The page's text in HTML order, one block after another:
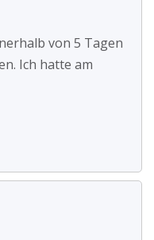
von 5 Tagen
Ich hatte am